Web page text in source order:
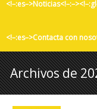
<!–:es–>Contacta con
Archivos de